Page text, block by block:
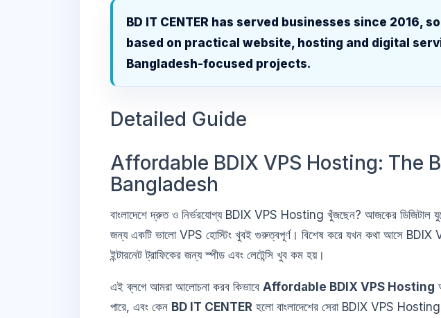
BD IT CENTER has served businesses since 2016,
based on practical website, hosting and digital
Bangladesh-focused projects.
Detailed Guide
Affordable BDIX VPS Hosting: The
Bangladesh
বাংলাদেশে দ্রুত ও নির্ভরযোগ্য BDIX VPS Hosting খুঁজছেন? আজকের ডিজিটাল
জন্য একটি ভালো VPS হোস্টিং খুবই গুরুত্বপূর্ণ। বিশেষ করে যখন কথা আসে
ইন্টারনেট ট্রাফিকের জন্য স্পীড এবং লেটেন্সি খুব কম হয়।
এই ব্লগে আমরা আলোচনা করব কিভাবে Affordable BDIX VPS Hosting
পারে, এবং কেন BD IT CENTER হলো বাংলাদেশের সেরা BDIX VPS Hosting